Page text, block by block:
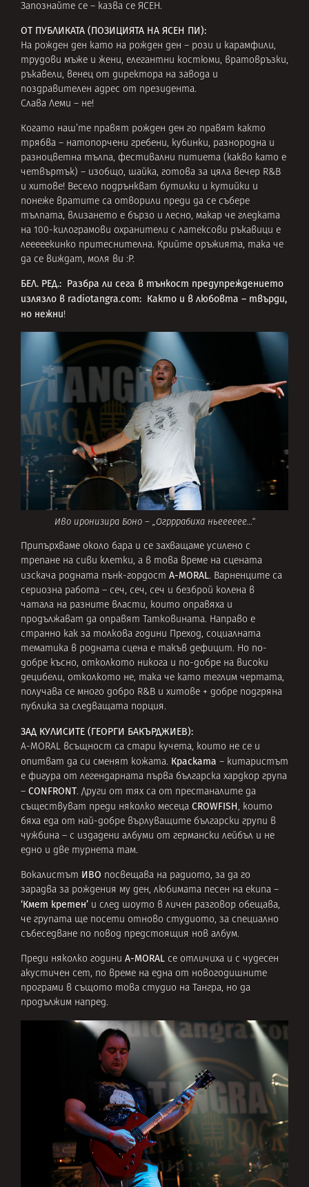
Запознайте се – казва се ЯСЕН.
ОТ ПУБЛИКАТА (ПОЗИЦИЯТА НА ЯСЕН ПИ):
На рожден ден като на рожден ден – рози и карамфили,
трудови мъже и жени, елегантни костюми, вратовръзки,
ръкавели, венец от директора на завода и
поздравителен адрес от президента.
Слава Леми – не!
Когато наш’те правят рожден ден го правят както
трябва – натопорчени гребени, кубинки, разнородна и
разноцветна тълпа, фестивални питиета (какво като е
четвъртък) – изобщо, шайка, готова за цяла вечер R&B
и хитове! Весело подрънкват бутилки и кутийки и
понеже вратите са отворили преди да се събере
тълпата, влизането е бързо и лесно, макар че гледката
на 100-килограмови охранители с латексови ръкавици е
лееееекинко притеснителна. Крийте оръжията, така че
да се виждат, моля ви :Р.
БЕЛ. РЕД.: Разбра ли сега в тънкост предупреждението
излязло в radiotangra.com: Както и в любовта – твърди,
но нежни!
Иво иронизира Боно – „Огрррабиха ньееееее…“
Припърхваме около бара и се захващаме усилено с
трепане на сиви клетки, а в това време на сцената
изскача родната пънк-гордост A-MORAL. Варненците са
сериозна работа – сеч, сеч, сеч и безброй колена в
чатала на разните власти, които оправяха и
продължават да оправят Татковината. Направо е
странно как за толкова години Преход, социалната
тематика в родната сцена е такъв дефицит. Но по-
добре късно, отколкото никога и по-добре на високи
децибели, отколкото не, така че като теглим чертата,
получава се много добро R&B и хитове + добре подгряна
публика за следващата порция.
ЗАД КУЛИСИТЕ (ГЕОРГИ БАКЪРДЖИЕВ):
A-MORAL всъщност са стари кучета, които не се и
опитват да си сменят кожата. Краската – китаристът
е фигура от легендарната първа българска хардкор група
– CONFRONT. Други от тях са от престаналите да
съществуват преди няколко месеца CROWFISH, които
бяха еда от най-добре върлуващите български групи в
чужбина – с издадени албуми от германски лейбъл и не
едно и две турнета там.
Вокалистът ИВО посвещава на радиото, за да го
зарадва за рождения му ден, любимата песен на екипа –
‘Кмет кретен’ и след шоуто в личен разговор обещава,
че групата ще посети отново студиото, за специално
събеседване по повод предстоящия нов албум.
Преди няколко години A-MORAL се отличиха и с чудесен
акустичен сет, по време на една от новогодишните
програми в същото това студио на Тангра, но да
продължим напред.